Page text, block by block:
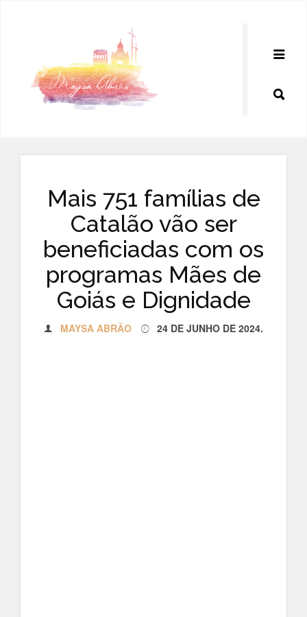
Mais 751 famílias de
Catalão vão ser
beneficiadas com os
programas Mães de
Goiás e Dignidade
MAYSA ABRÃO 24 DE JUNHO DE 2024.